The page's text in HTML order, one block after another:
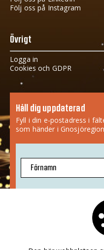
Följ oss på Instagram
Övrigt
Logga in
Cookies och GDPR
Håll dig uppdaterad
Fyll i din e-postadress i
som händer i
Förnamn
Jag godkänner att